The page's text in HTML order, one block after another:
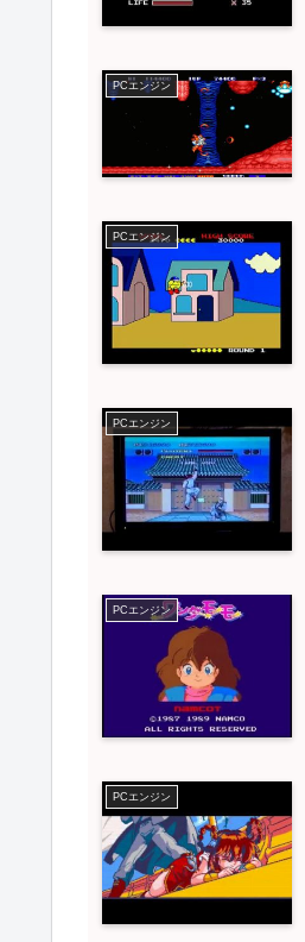
PCエンジン
PCエンジン
PCエンジン
PCエンジン
PCエンジン